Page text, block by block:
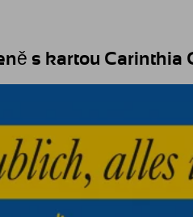
s kartou Carinthia